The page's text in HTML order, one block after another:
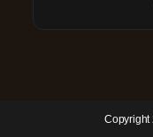
Copyright